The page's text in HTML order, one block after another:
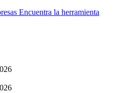
Encuentra la herramienta